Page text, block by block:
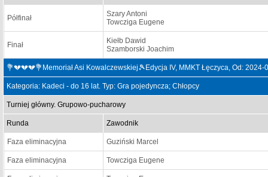
Półfinał
Szary Antoni
Towcziga Eugene
Finał
Kiełb Dawid
Szamborski Joachim
💐💔💔💔💐Memoriał Asi Kowalczewskiej🎾Edycja IV, MMKT Łęczyca, Od:
Kategoria: Kadeci - do 16 lat. Typ: Gra pojedyncza; Chłopcy
Turniej główny. Grupowo-pucharowy
Runda Zawodnik
Faza eliminacyjna Guziński Marcel
Faza eliminacyjna Towcziga Eugene